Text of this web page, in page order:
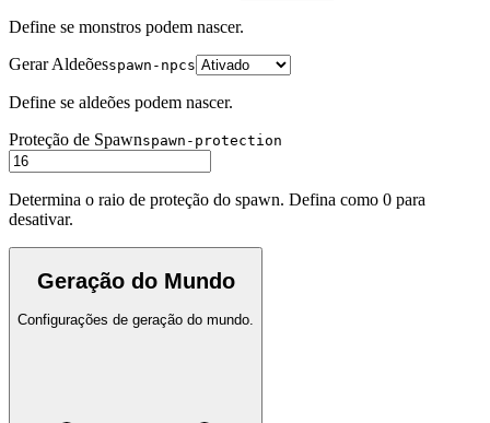
Define se monstros podem nascer.
Gerar Aldeõesspawn-npcs
Define se aldeões podem nascer.
Proteção de Spawnspawn-protection
Determina o raio de proteção do spawn. Defina como 0 para
desativar.
Geração do Mundo
Configurações de geração do mundo.